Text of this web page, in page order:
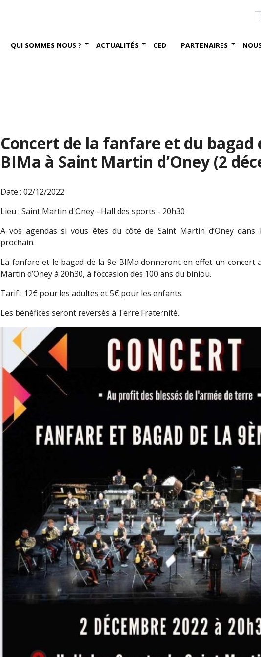
QUI SOMMES NOUS ? ACTUALITÉS CED PARTENAIRES
Concert de la fanfare et du bagad
BIMa à Saint Martin d’Oney (2
Date : 02/12/2022
Lieu : Saint Martin d'Oney - Hall des sports - 20h30
A vos agendas si vous êtes du côté de Saint Martin d’Oney dans
prochain.
La fanfare et le bagad de la 9e BIMa donneront en effet un concert
Martin d’Oney à 20h30, à l’occasion des 100 ans du biniou.
Tarif : 12€ pour les adultes et 5€ pour les enfants.
Les bénéfices seront reversés à Terre Fraternité.